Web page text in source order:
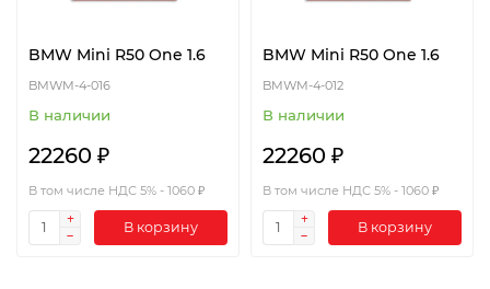
BMW Mini R50 One 1.6
BMWM-4-016
В наличии
22260 ₽
В том числе НДС 5% - 1060 ₽
В корзину
BMW Mini R50 One 1.6
BMWM-4-012
В наличии
22260 ₽
В том числе НДС 5% - 1060 ₽
В корзину